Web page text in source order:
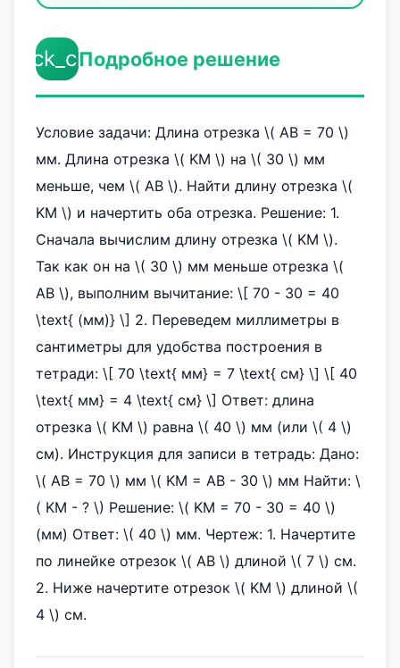
Подробное решение
Условие задачи: Длина отрезка \( AB = 70 \)
мм. Длина отрезка \( KM \) на \( 30 \) мм
меньше, чем \( AB \). Найти длину отрезка \(
KM \) и начертить оба отрезка. Решение: 1.
Сначала вычислим длину отрезка \( KM \).
Так как он на \( 30 \) мм меньше отрезка \(
AB \), выполним вычитание: \[ 70 - 30 = 40
\text{ (мм)} \] 2. Переведем миллиметры в
сантиметры для удобства построения в
тетради: \[ 70 \text{ мм} = 7 \text{ см} \] \[ 40
\text{ мм} = 4 \text{ см} \] Ответ: длина
отрезка \( KM \) равна \( 40 \) мм (или \( 4 \)
см). Инструкция для записи в тетрадь: Дано:
\( AB = 70 \) мм \( KM = AB - 30 \) мм Найти: \
( KM - ? \) Решение: \( KM = 70 - 30 = 40 \)
(мм) Ответ: \( 40 \) мм. Чертеж: 1. Начертите
по линейке отрезок \( AB \) длиной \( 7 \) см.
2. Ниже начертите отрезок \( KM \) длиной \(
4 \) см.